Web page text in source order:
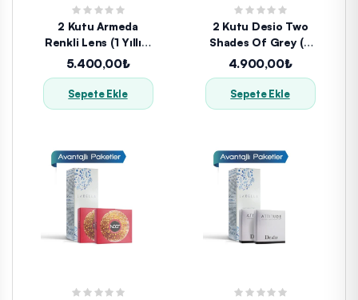
2 Kutu Armeda
Renkli Lens (1 Yıllık)
+ Solüsyon
5.400,00₺
Sepete Ekle
2 Kutu Desio Two
Shades Of Grey (3
Aylık) + Solüsyon
4.900,00₺
Sepete Ekle